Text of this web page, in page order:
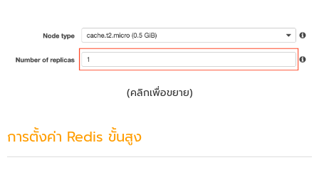
(คลิกเพื่อขยาย)
การตั้งค่า Redis ขั้นสูง